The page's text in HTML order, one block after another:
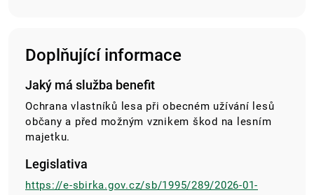
Doplňující informace
Jaký má služba benefit
Ochrana vlastníků lesa při obecném užívání lesů
občany a před možným vznikem škod na lesním
majetku.
Legislativa
https://e-sbirka.gov.cz/sb/1995/289/2026-01-